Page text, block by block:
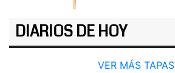
DIARIOS DE HOY
VER MÁS TAPAS